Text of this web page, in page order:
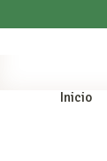
Inicio